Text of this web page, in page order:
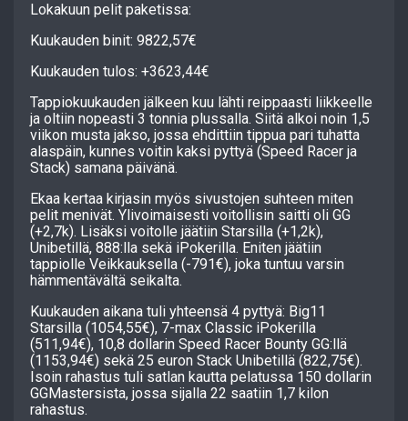
Lokakuun pelit paketissa:
Kuukauden binit: 9822,57€
Kuukauden tulos: +3623,44€
Tappiokuukauden jälkeen kuu lähti reippaasti liikkeelle
ja oltiin nopeasti 3 tonnia plussalla. Siitä alkoi noin 1,5
viikon musta jakso, jossa ehdittiin tippua pari tuhatta
alaspäin, kunnes voitin kaksi pyttyä (Speed Racer ja
Stack) samana päivänä.
Ekaa kertaa kirjasin myös sivustojen suhteen miten
pelit menivät. Ylivoimaisesti voitollisin saitti oli GG
(+2,7k). Lisäksi voitolle jäätiin Starsilla (+1,2k),
Unibetillä, 888:lla sekä iPokerilla. Eniten jäätiin
tappiolle Veikkauksella (-791€), joka tuntuu varsin
hämmentävältä seikalta.
Kuukauden aikana tuli yhteensä 4 pyttyä: Big11
Starsilla (1054,55€), 7-max Classic iPokerilla
(511,94€), 10,8 dollarin Speed Racer Bounty GG:llä
(1153,94€) sekä 25 euron Stack Unibetillä (822,75€).
Isoin rahastus tuli satlan kautta pelatussa 150 dollarin
GGMastersista, jossa sijalla 22 saatiin 1,7 kilon
rahastus.